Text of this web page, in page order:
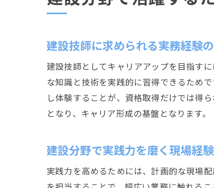
建設技師に求められる実務経験
建設技師としてキャリアアップを目指す
な知識と技術を実践的に習得できるため
し体験することが、資格取得だけでは得
となり、キャリア形成の基盤となります。
建設分野で実践力を磨く現場経
実践力を高めるためには、計画的な現場